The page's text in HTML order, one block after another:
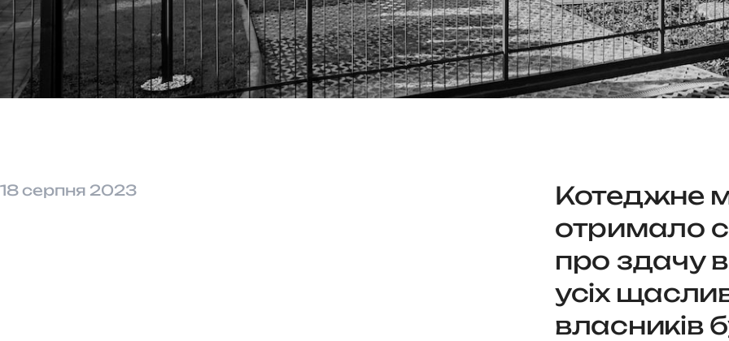
18 серпня 2023
Котеджне
отримало
про здачу
усіх
власників